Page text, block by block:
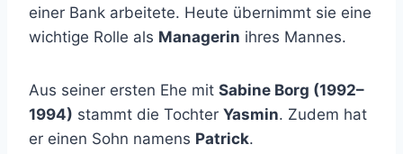
einer Bank arbeitete. Heute übernimmt sie eine
wichtige Rolle als Managerin ihres Mannes.
Aus seiner ersten Ehe mit Sabine Borg (1992–
1994) stammt die Tochter Yasmin. Zudem hat
er einen Sohn namens Patrick.